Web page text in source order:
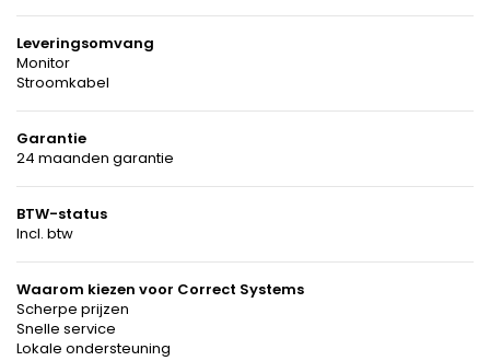
Leveringsomvang
Monitor
Stroomkabel
Garantie
24 maanden garantie
BTW-status
Incl. btw
Waarom kiezen voor Correct Systems
Scherpe prijzen
Snelle service
Lokale ondersteuning